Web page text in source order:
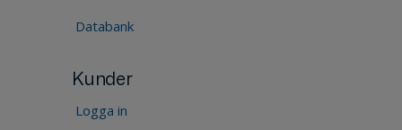
Databank
Kunder
Logga in